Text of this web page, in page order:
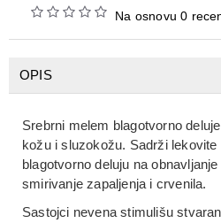
Na osnovu 0
OPIS
Srebrni melem blagotvorno
kožu i sluzokožu. Sadrži
blagotvorno deluju na
smirivanje zapaljenja i crvenila.
Sastojci nevena stimulišu